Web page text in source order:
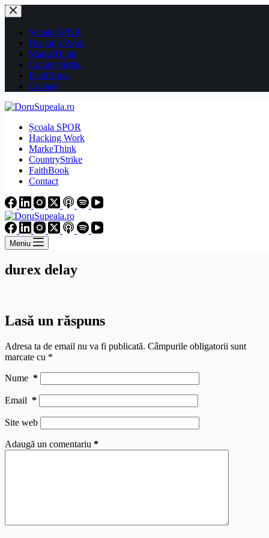
Sari
la
conținutȘcoala SPOR
Hacking Work
MarkeThink
CountryStrike
FaithBook
Contact
Școala SPOR
Hacking Work
MarkeThink
CountryStrike
FaithBook
Contact
Meniu
durex delay
Lasă un răspuns
Adresa ta de email nu va fi publicată. Câmpurile obligatorii sunt
marcate cu *
Nume *
Email *
Site web
Adaugă un comentariu *